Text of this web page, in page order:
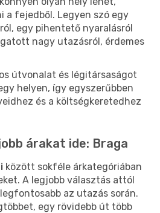
a fejedből. Legyen szó egy
egy pihentető nyaralásról
nagy utazásról, érdemes
útvonalat és légitársaságot
helyen, így egyszerűbben
és a költségkeretedhez
árakat ide: Braga
között sokféle árkategóriában
A legjobb választás attól
az utazás során.
egy rövidebb út több